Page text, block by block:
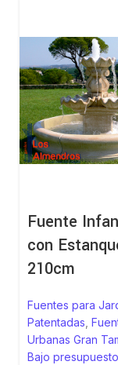
Fuente
con
210cm
Fuentes para
Patentadas ,
Urbanas Gran
Bajo presupuesto